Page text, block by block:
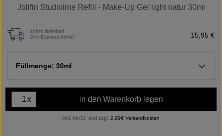
Jolifin Studioline Refill - Make-Up Gel light natur 30ml
sofort lieferbar!
24h Express Artikel
15,95 €
Füllmenge: 30ml
x in den Warenkorb legen
inkl. MwSt. und zzgl. 2,99€ Versandkosten